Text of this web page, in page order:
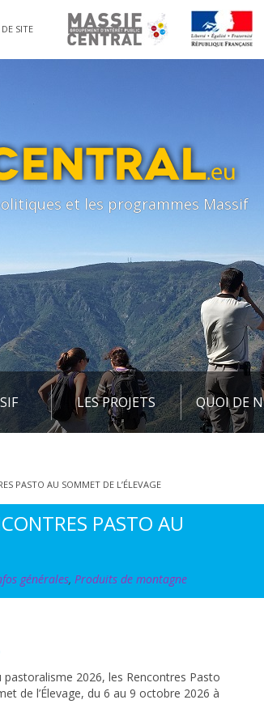
SITE
et les programmes Massif
LES PROJETS QUOI DE
PASTO AU SOMMET DE L’ÉLEVAGE
PASTO AU
générales, Produits de montagne
pastoralisme 2026, les Rencontres Pasto
de l’Élevage, du 6 au 9 octobre 2026 à